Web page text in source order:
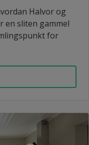
Halvor og
en sliten gammel
for